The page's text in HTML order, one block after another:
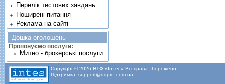
Перелік тестових завдань
Поширені питання
Реклама на сайті
Дошка оголошень
Пропонуємо послуги:
Митно - брокерські послуги
Copyright © 2026 НТФ «Інтес» Всі права збережено.
Підтримка: support@qdpro.com.ua